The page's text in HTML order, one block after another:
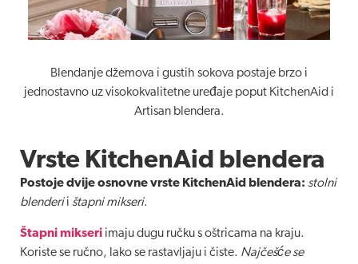
Blendanje džemova i gustih sokova postaje brzo i
jednostavno uz visokokvalitetne uređaje poput KitchenAid i
Artisan blendera.
Vrste KitchenAid blendera
Postoje dvije osnovne vrste KitchenAid blendera: stolni
blenderii štapni mikseri.
Štapni mikseri imaju dugu ručku s oštricama na kraju.
Koriste se ručno, lako se rastavljaju i čiste. Najčešće se